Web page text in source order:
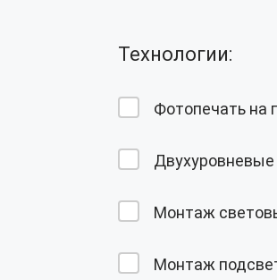
Технологии:
Фотопечать на
Монтаж
Монтаж